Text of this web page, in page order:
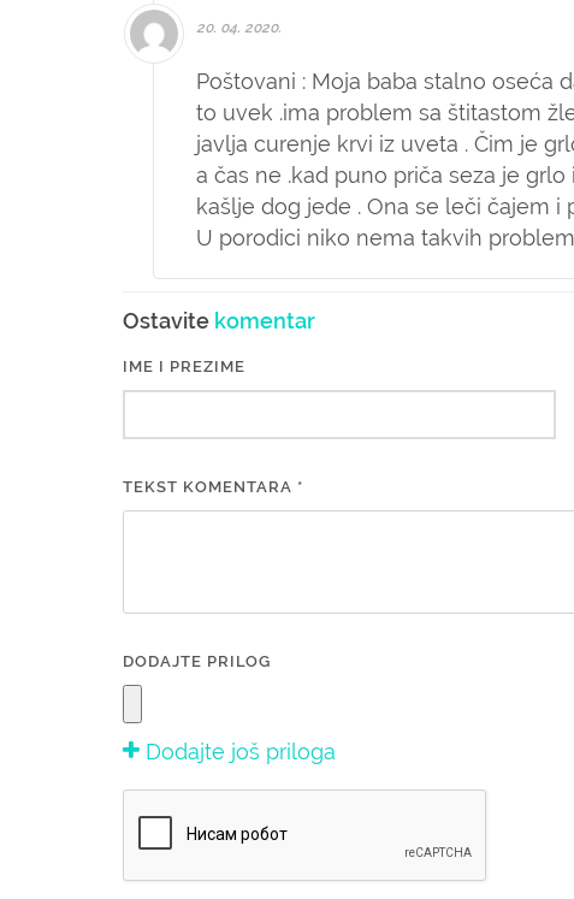
20. 04. 2020.
Poštovani : Moja baba stalno oseća
to uvek .ima problem sa štitastom
javlja curenje krvi iz uveta . Čim je
a čas ne .kad puno priča seza je
kašlje dog jede . Ona se leči čajem
U porodici niko nema takvih
Ostavite komentar
IME I PREZIME
TEKST KOMENTARA *
DODAJTE PRILOG
Dodajte još priloga